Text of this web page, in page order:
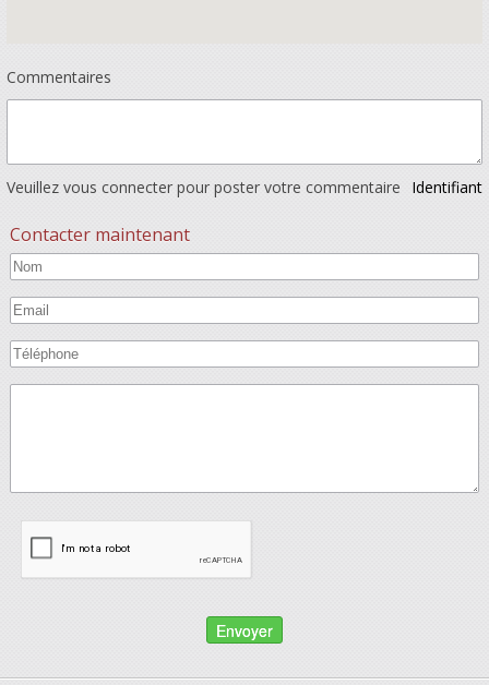
Commentaires
Veuillez vous connecter pour poster votre commentaire Identifiant
Contacter maintenant